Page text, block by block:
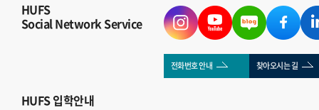
HUFS
Social Network Service
전화번호 안내 찾아오시는 길
HUFS입학안내